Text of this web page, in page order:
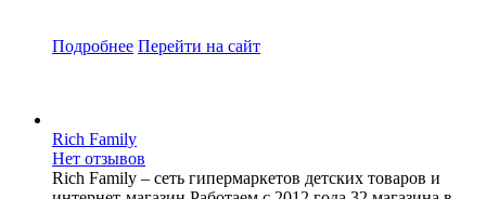
Подробнее Перейти на сайт
Rich Family
Нет отзывов
Rich Family – сеть гипермаркетов детских товаров и